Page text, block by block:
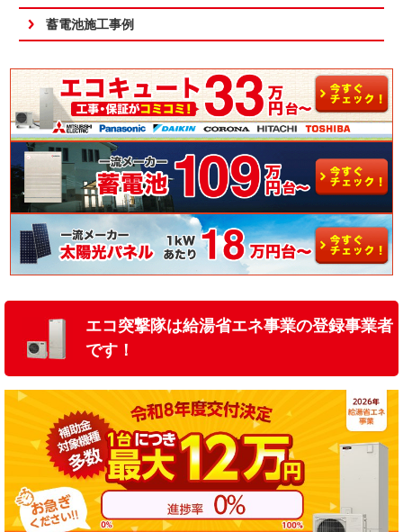
蓄電池施工事例
エコ突撃隊は給湯省エネ事業の登録事業者
です！